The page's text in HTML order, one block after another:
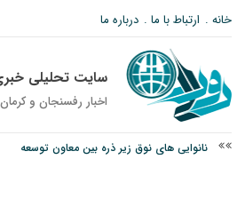
خانه ارتباط با ما درباره ما
سایت تحلیلی
اخبار رفسنجان و كرمان
نانوایی های نوق زیر ذره بین معاون توسعه